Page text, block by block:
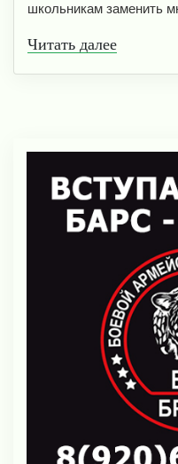
школьникам заменить
Читать далее